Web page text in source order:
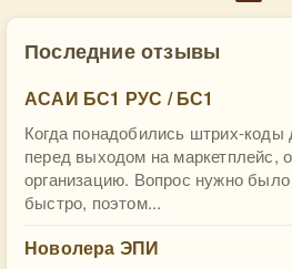
Последние отзывы
АСАИ БС1 РУС / БС1
Когда понадобились штрих-
перед выходом на маркетплейс,
организацию. Вопрос нужно
быстро, поэтом...
Новолера ЭПИ